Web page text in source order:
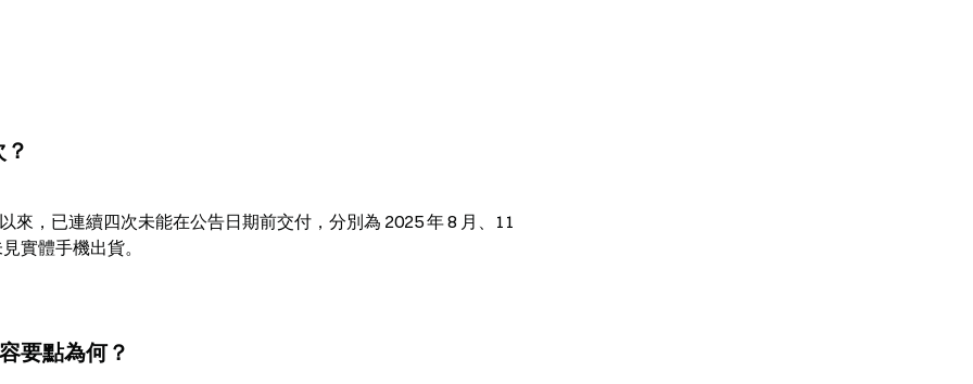
來，已連續四次未能在公告日期前交付，分別為 2025 年 8 月、11
實體手機出貨。
要點為何？